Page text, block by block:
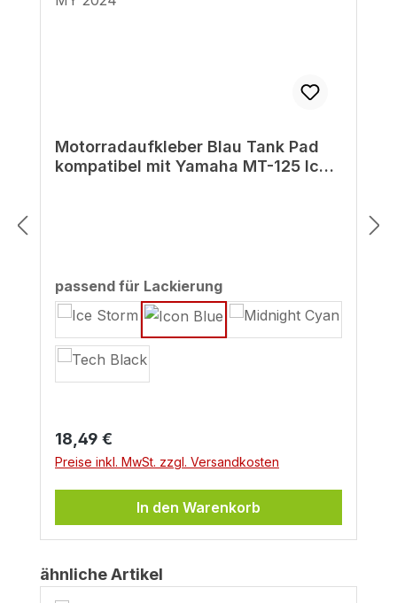
Motorradaufkleber Blau Tank Pad
kompatibel mit Yamaha MT-125 Icon
passend für Lackierungauswählen
Regulärer Preis:
18,49 €
Preise inkl. MwSt. zzgl. Versandkosten
In den Warenkorb
Produktgalerie überspringen
ähnliche Artikel